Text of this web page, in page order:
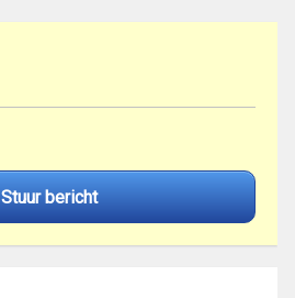
Stuur bericht